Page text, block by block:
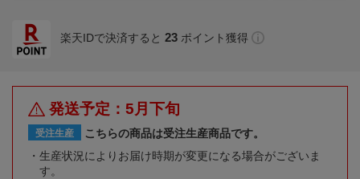
楽天IDで決済すると 23 ポイント獲得
発送予定：5月下旬
受注生産
こちらの商品は受注生産商品です。
生産状況によりお届け時期が変更になる場合がございま
す。